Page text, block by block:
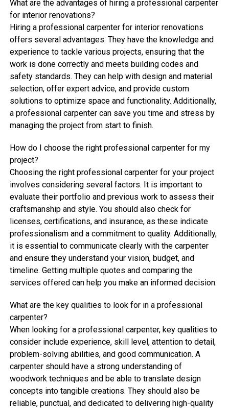
What are the advantages of hiring a professional carpenter
for interior renovations?
Hiring a professional carpenter for interior renovations
offers several advantages. They have the knowledge and
experience to tackle various projects, ensuring that the
work is done correctly and meets building codes and
safety standards. They can help with design and material
selection, offer expert advice, and provide custom
solutions to optimize space and functionality. Additionally,
a professional carpenter can save you time and stress by
managing the project from start to finish.
How do I choose the right professional carpenter for my
project?
Choosing the right professional carpenter for your project
involves considering several factors. It is important to
evaluate their portfolio and previous work to assess their
craftsmanship and style. You should also check for
licenses, certifications, and insurance, as these indicate
professionalism and a commitment to quality. Additionally,
it is essential to communicate clearly with the carpenter
and ensure they understand your vision, budget, and
timeline. Getting multiple quotes and comparing the
services offered can help you make an informed decision.
What are the key qualities to look for in a professional
carpenter?
When looking for a professional carpenter, key qualities to
consider include experience, skill level, attention to detail,
problem-solving abilities, and good communication. A
carpenter should have a strong understanding of
woodwork techniques and be able to translate design
concepts into tangible creations. They should also be
reliable, punctual, and dedicated to delivering high-quality